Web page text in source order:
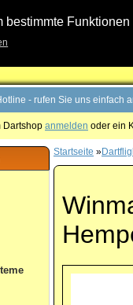
- rufen Sie uns einfach
Dartshop anmelden oder ein
Startseite »